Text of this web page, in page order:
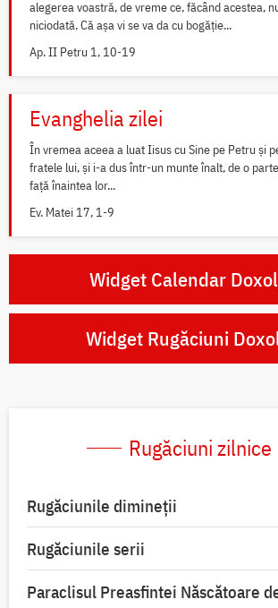
alegerea voastră, de vreme ce, făcând acestea,
niciodată. Că așa vi se va da cu bogăție...
Ap. II Petru 1, 10-19
Evanghelia zilei
În vremea aceea a luat Iisus cu Sine pe Petru și
fratele lui, și i-a dus într-un munte înalt, de o
față înaintea lor...
Ev. Matei 17, 1-9
Widget Calendar
Widget Rugăciuni
Rugăciuni zilnice
Rugăciunile dimineții
Rugăciunile serii
Paraclisul Preasfintei Născătoare